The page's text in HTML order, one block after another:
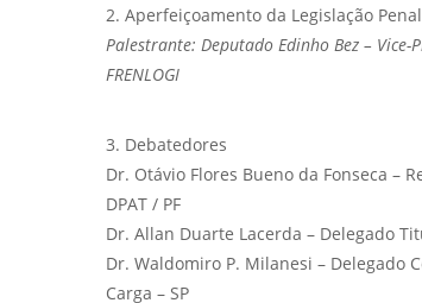
2. Aperfeiçoamento da Legislação
Palestrante: Deputado Edinho Bez –
FRENLOGI
3. Debatedores
Dr. Otávio Flores Bueno da Fonseca –
DPAT / PF
Dr. Allan Duarte Lacerda – Delegado
Dr. Waldomiro P. Milanesi – Delegado
Carga – SP